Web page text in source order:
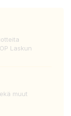
Laskun
muut